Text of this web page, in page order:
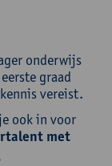
onderwijs
graad
vereist.
ook in voor
met